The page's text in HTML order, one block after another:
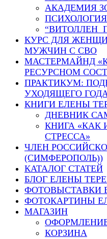
АКАДЕМИЯ
“ВИТОЛЛЕН
КУРС ДЛЯ
МУЖЧИН С СВО
МАСТЕРМАЙНД
РЕСУРСНОМ
ПРАКТИКУМ:
УХОДЯЩЕГО
КНИГИ ЕЛЕНЫ
ДНЕВНИК
КНИГА «КАК
СТРЕССА»
ЧЛЕН
(СИМФЕРОПОЛЬ))
КАТАЛОГ СТАТЕЙ
БЛОГ ЕЛЕНЫ
ФОТОВЫСТАВКИ
ФОТОКАРТИНЫ
МАГАЗИН
КОРЗИНА